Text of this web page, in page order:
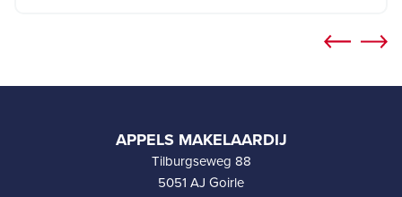
APPELS MAKELAARDIJ
Tilburgseweg 88
5051 AJ Goirle